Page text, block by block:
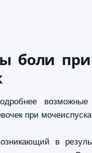
боли
при
в